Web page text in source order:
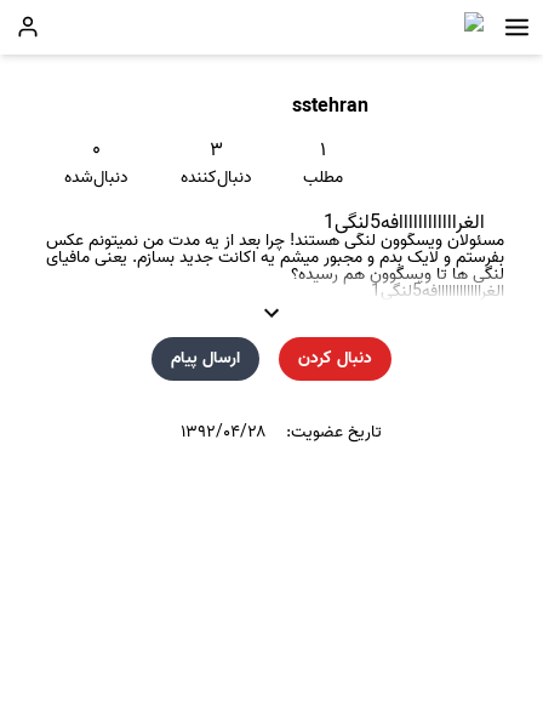
sstehran
۱
مطلب
۳
دنبال‌کننده
۰
دنبال‌شده
الغراااااااااااافه5لنگی1
مسئولان ویسگوون لنگی هستند! چرا بعد از یه مدت من نمیتونم عکس
بفرستم و لایک بدم و مجبور میشم یه اکانت جدید‌ بسازم. یعنی مافیای
لنگی ها تا ویسگوون هم رسیده؟
الغراااااااااااافه5لنگی1
دنبال کردن ارسال پیام
تاریخ عضویت: ۱۳۹۲/۰۴/۲۸